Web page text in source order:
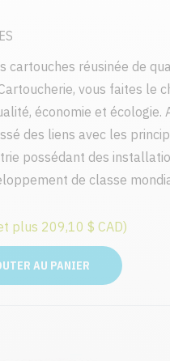
cartouches réusinée de
vous faites le
économie et écologie.
des liens avec les
possédant des
de classe
plus 209,10 $ CAD)
AU PANIER